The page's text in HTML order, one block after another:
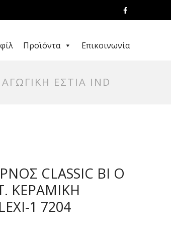
Προϊόντα Επικοινωνία
ΕΣΤΙΑ IND
CLASSIC BI O
ΚΕΡΑΜΙΚΗ
1 7204